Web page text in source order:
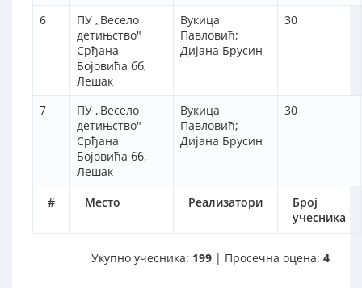
# Место Реализатори
Број
учесника
6
ПУ ,,Весело
детињство"
Срђана
Бојовића бб,
Лешак
Вукица
Павловић;
Дијана Брусин
30
7
ПУ ,,Весело
детињство"
Срђана
Бојовића бб,
Лешак
Вукица
Павловић;
Дијана Брусин
30
Укупно учесника: 199 | Просечна оцена: 4